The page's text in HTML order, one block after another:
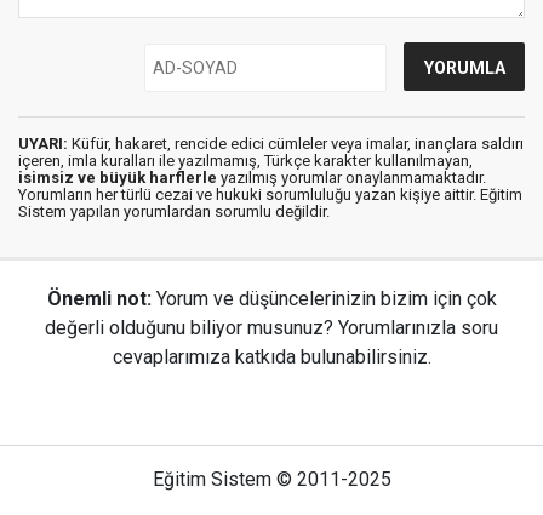
UYARI: Küfür, hakaret, rencide edici cümleler veya imalar, inançlara saldırı
içeren, imla kuralları ile yazılmamış, Türkçe karakter kullanılmayan,
isimsiz ve büyük harflerle yazılmış yorumlar onaylanmamaktadır.
Yorumların her türlü cezai ve hukuki sorumluluğu yazan kişiye aittir. Eğitim
Sistem yapılan yorumlardan sorumlu değildir.
Önemli not: Yorum ve düşüncelerinizin bizim için çok
değerli olduğunu biliyor musunuz? Yorumlarınızla soru
cevaplarımıza katkıda bulunabilirsiniz.
Eğitim Sistem © 2011-2025